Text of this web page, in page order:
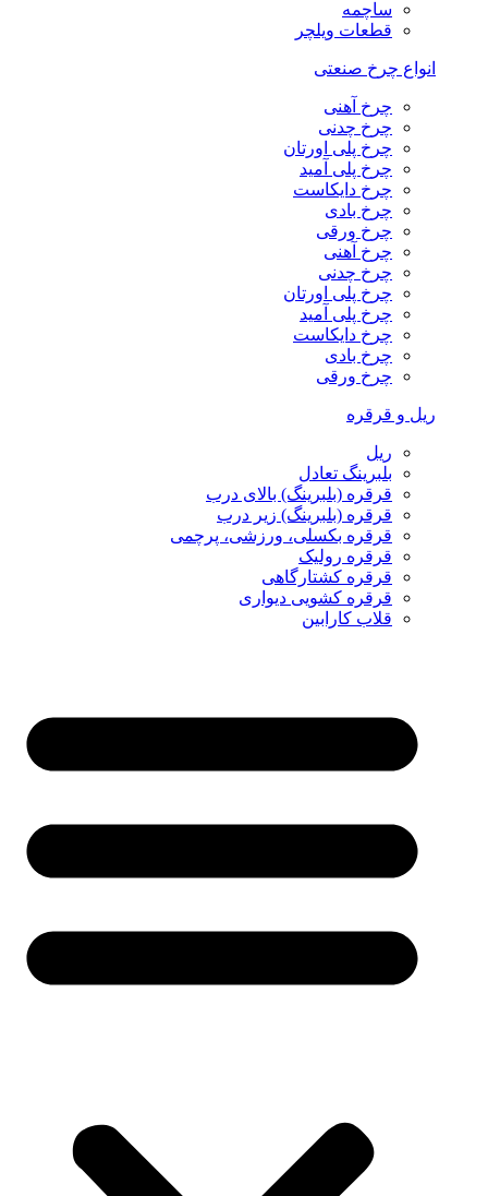
ساچمه
قطعات ویلچر
انواع چرخ صنعتی
چرخ آهنی
چرخ چدنی
چرخ پلی اورتان
چرخ پلی آمید
چرخ دایکاست
چرخ بادی
چرخ ورقی
چرخ آهنی
چرخ چدنی
چرخ پلی اورتان
چرخ پلی آمید
چرخ دایکاست
چرخ بادی
چرخ ورقی
ریل و قرقره
ریل
بلبرینگ تعادل
قرقره (بلبرینگ) بالای درب
قرقره (بلبرینگ) زیر درب
قرقره بکسلی، ورزشی، پرچمی
قرقره رولیک
قرقره کشتارگاهی
قرقره کشویی دیواری
قلاب کارابین